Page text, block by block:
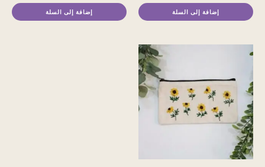
إضافة إلى السلة إضافة إلى السلة